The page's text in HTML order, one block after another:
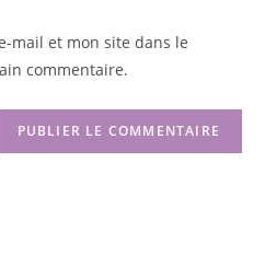
mail et mon site dans le
commentaire.